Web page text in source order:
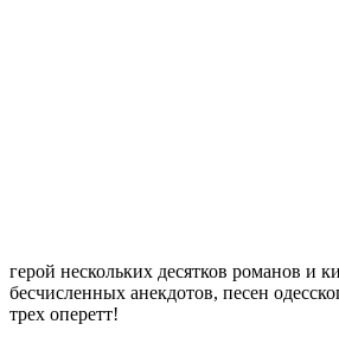
герой нескольких десятков романов и
бесчисленных анекдотов, песен
трех оперетт!